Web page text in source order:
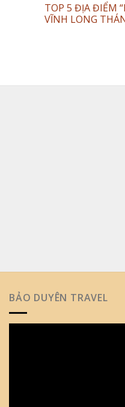
TOP 5 ĐỊA ĐIỂM
VĨNH LONG
BẢO DUYÊN TRAVEL